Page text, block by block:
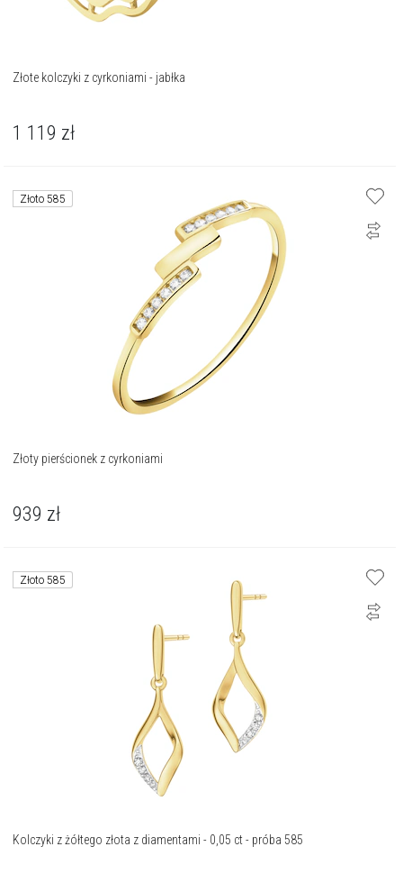
Złote kolczyki z cyrkoniami - jabłka
1 119 zł
Złoto 585
Złoty pierścionek z cyrkoniami
939 zł
Złoto 585
Kolczyki z żółtego złota z diamentami - 0,05 ct - próba 585